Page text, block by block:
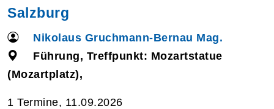
Salzburg
Nikolaus Gruchmann-Bernau Mag.
Führung, Treffpunkt: Mozartstatue
(Mozartplatz),
1 Termine, 11.09.2026